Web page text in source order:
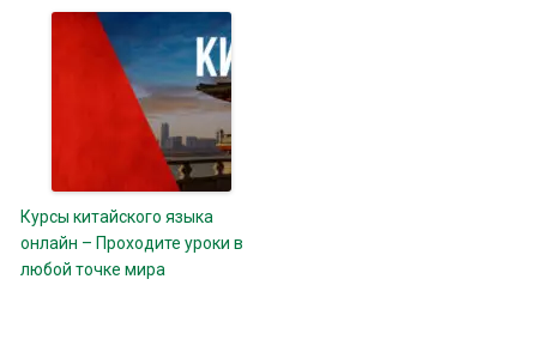
Курсы китайского языка
онлайн – Проходите уроки в
любой точке мира